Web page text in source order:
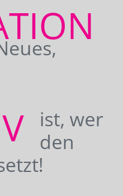
ist, wer
den